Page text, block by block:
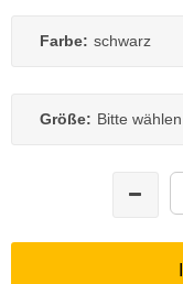
Farbe: schwarz
Größe: Bitte wählen